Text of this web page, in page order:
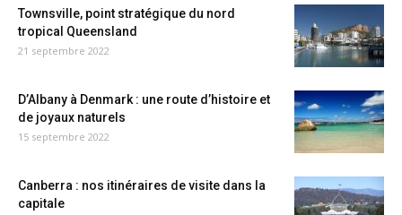
Townsville, point stratégique du nord
tropical Queensland
21 septembre 2022
D’Albany à Denmark : une route d’histoire et
de joyaux naturels
15 septembre 2022
Canberra : nos itinéraires de visite dans la
capitale